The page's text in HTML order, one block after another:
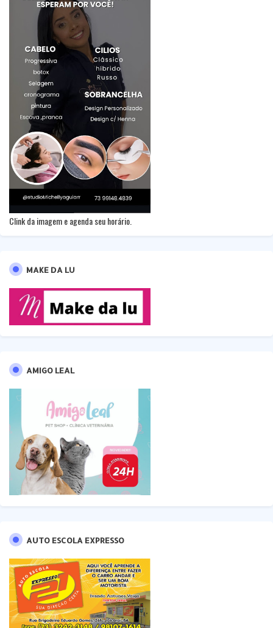
Clink da imagem e agenda seu horário.
MAKE DA LU
AMIGO LEAL
AUTO ESCOLA EXPRESSO